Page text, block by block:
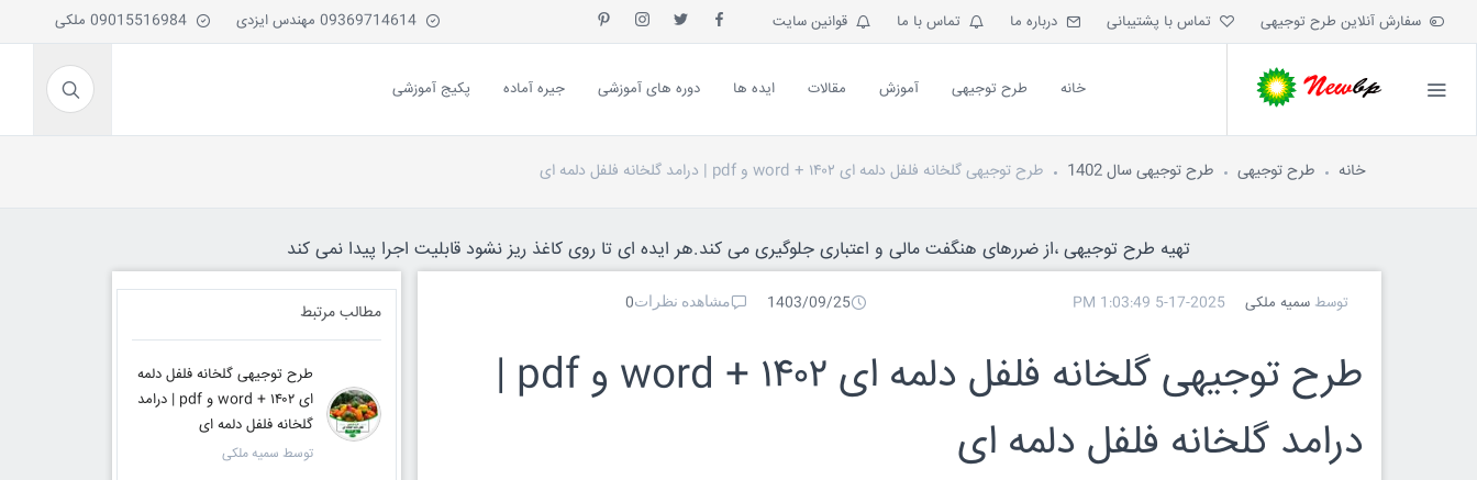
سفارش آنلاین طرح توجیهی تماس با پشتیبانی درباره ما تماس با ما قوانین سایت
خانه طرح توجیهی آموزش مقالات ایده ها دوره های آموزشی جیره آماده پکیج آموزشی
خانه طرح توجیهی طرح توجیهی سال 1402 طرح توجیهی گلخانه فلفل دلمه ای ۱۴۰۲ + word و pdf | درامد گلخانه فلفل دلمه ای
تهیه طرح توجیهی ،از ضررهای هنگفت مالی و اعتباری جلوگیری می کند.هر ایده ای تا روی کاغذ ریز نشود قابلیت اجرا پیدا نمی کند
توسط سمیه ملکی 5-17-2025 1:03:49 PM
1403/09/25 مشاهده نظرات0
طرح توجیهی گلخانه فلفل دلمه ای ۱۴۰۲ + word و pdf |
درامد گلخانه فلفل دلمه ای
مطالب مرتبط
طرح توجیهی گلخانه فلفل دلمه
ای ۱۴۰۲ + word و pdf | درامد
گلخانه فلفل دلمه ای
توسط سمیه ملکی